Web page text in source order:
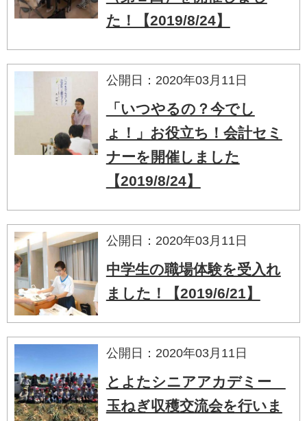
た！【2019/8/24】
公開日：2020年03月11日
「いつやるの？今でし
ょ！」お役立ち！会計セミ
ナーを開催しました
【2019/8/24】
公開日：2020年03月11日
中学生の職場体験を受入れ
ました！【2019/6/21】
公開日：2020年03月11日
とよたシニアアカデミー
玉ねぎ収穫交流会を行いま